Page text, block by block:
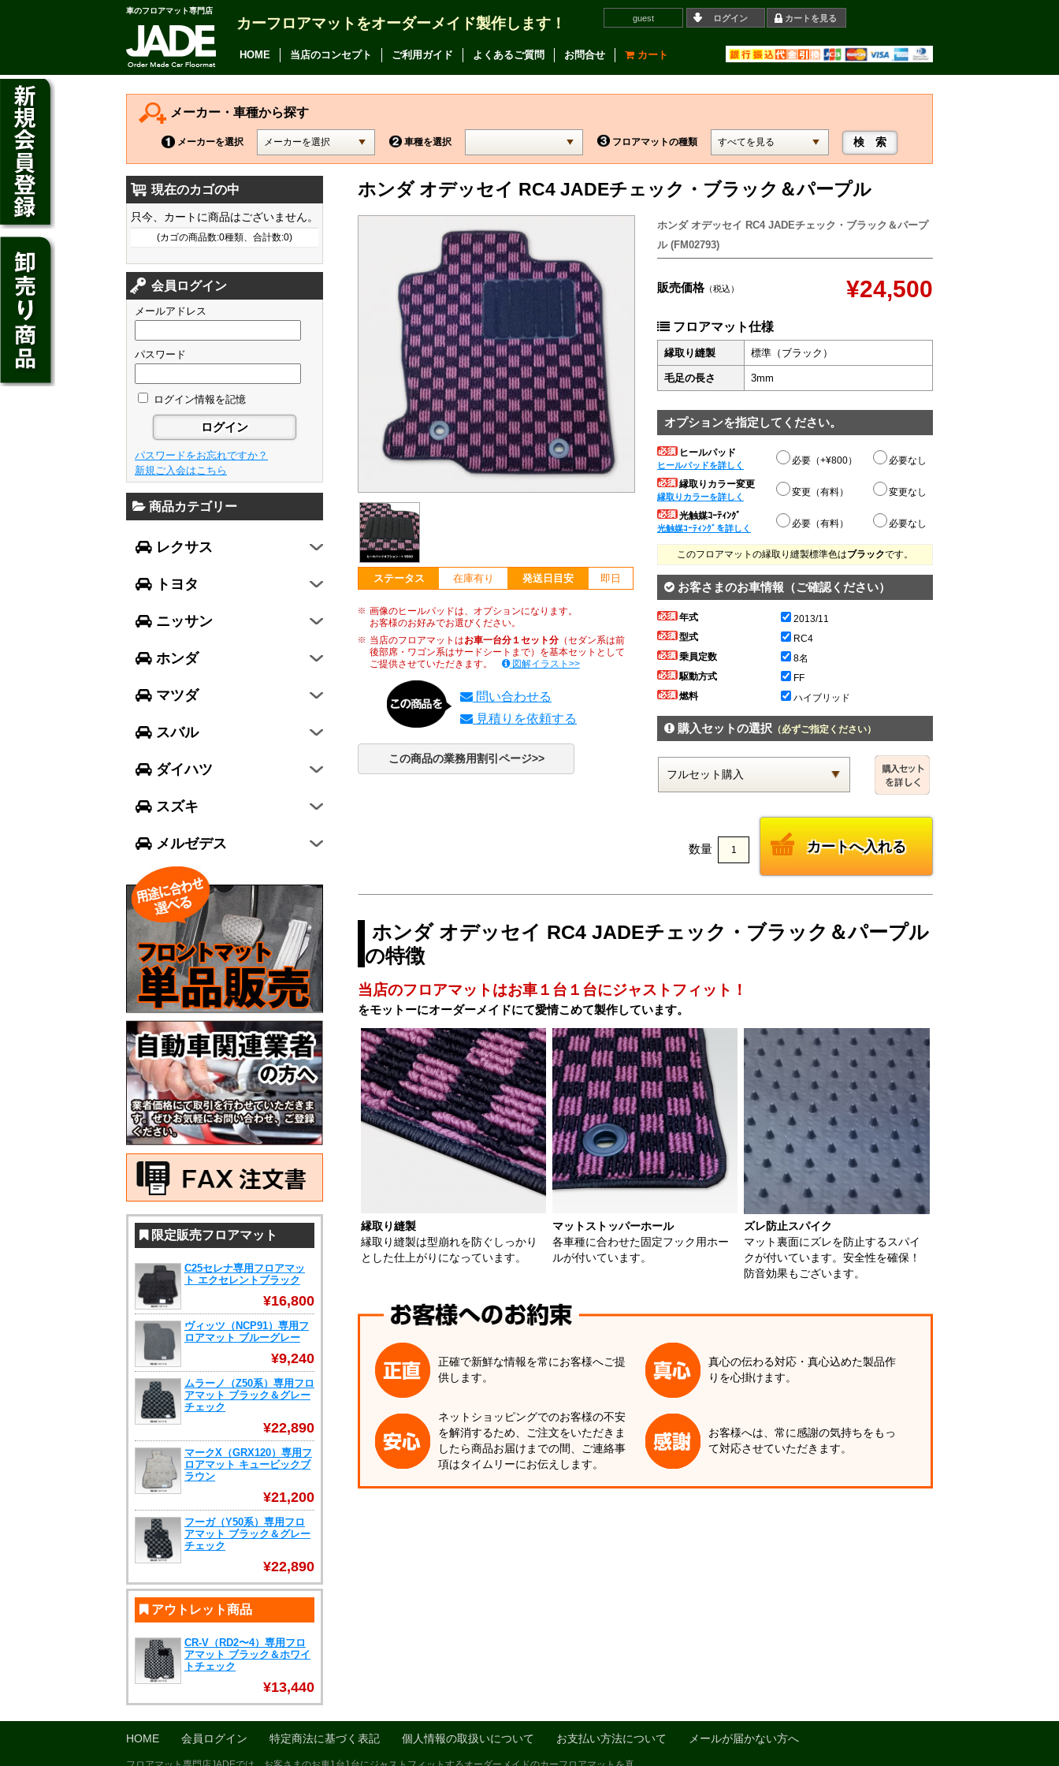
車のフロアマット専門店
カーフロアマットをオーダーメイド製作します！ guest ログイン カートを見る
HOME 当店のコンセプト ご利用ガイド よくあるご質問 お問合せ カート
メーカー・車種から探す
メーカーを選択 車種を選択 フロアマットの種類
ホンダ オデッセイ RC4 JADEチェック・ブラック＆パープル
ステータス 在庫有り 発送日目安 即日
画像のヒールパッドは、オプションになります。
お客様のお好みでお選びください。
当店のフロアマットはお車一台分１セット分（セダン系は前
後部席・ワゴン系はサードシートまで）を基本セットとして
ご提供させていただきます。
図解イラスト>>
問い合わせる
見積りを依頼する
この商品の業務用割引ページ>>
ホンダ オデッセイ RC4 JADEチェック・ブラック＆パープ
ル (FM02793)
販売価格（税込） ¥24,500
フロアマット仕様
縁取り縫製 標準（ブラック）
毛足の長さ 3mm
オプションを指定してください。
ヒールパッド
ヒールパッドを詳しく 必要（+¥800） 必要なし
縁取りカラー変更
縁取りカラーを詳しく 変更（有料） 変更なし
光触媒ｺｰﾃｨﾝｸﾞ
光触媒ｺｰﾃｨﾝｸﾞを詳しく 必要（有料） 必要なし
このフロアマットの縁取り縫製標準色はブラックです。
お客さまのお車情報（ご確認ください）
年式
2013/11
型式
RC4
乗員定数
8名
駆動方式
FF
燃料
ハイブリッド
購入セットの選択（必ずご指定ください）
数量
ホンダ オデッセイ RC4 JADEチェック・ブラック＆パープル
の特徴
当店のフロアマットはお車１台１台にジャストフィット！
をモットーにオーダーメイドにて愛情こめて製作しています。
縁取り縫製
縁取り縫製は型崩れを防ぐしっかり
とした仕上がりになっています。
マットストッパーホール
各車種に合わせた固定フック用ホー
ルが付いています。
ズレ防止スパイク
マット裏面にズレを防止するスパイ
クが付いています。安全性を確保！
防音効果もございます。
正確で新鮮な情報を常にお客様へご提
供します。
真心の伝わる対応・真心込めた製品作
りを心掛けます。
ネットショッピングでのお客様の不安
を解消するため、ご注文をいただきま
したら商品お届けまでの間、ご連絡事
項はタイムリーにお伝えします。
お客様へは、常に感謝の気持ちをもっ
て対応させていただきます。
現在のカゴの中
只今、カートに商品はございません。
(カゴの商品数:0種類、合計数:0)
会員ログイン
メールアドレス
パスワード
ログイン情報を記憶
パスワードをお忘れですか？
新規ご入会はこちら
商品カテゴリー
レクサス
CT200h
HS250h
GS
GS F
NX
RX
LX570
RC
LC
トヨタ
アルファード
ヴェルファイア
カムリ
カローラ アクシオ
プレミオ
プリウス
SAI
クラウン アスリート
クラウン マジェスタ
クラウン ロイヤル
アベンシス
カローラ フィールダー
プリウスα
FJクルーザー
CH-R
ハリアー
86
ニッサン
デイズ
デイズ ルークス
ジューク
ノート
キューブ
セレナ
エルグランド
エクストレイル
ティアナ
スカイライン
GT-R
ホンダ
フィット
シャトル
ジェイド
フリード
N-ONE
N-BOX
N-BOX SLASH
N-BOX+
N-WGN
グレイス
ヴェゼル
マツダ
フレア
フレアワゴン
フレアクロスオーバー
キャロル
デミオ
アクセラ スポーツ
アテンザ ワゴン
CX-3
ビアンテ
スバル
レガシィ B4
レガシィ アウトバック
WRX S4
インプレッサ スポーツ
インプレッサ G4
エクシーガ クロスオーバー7
ダイハツ
ミラ イース
ミラ
ミラ ココア
ムーヴ キャンバス
タント
トール
スズキ
スペーシア
ハスラー
エヴリィワゴン
スイフト
ジムニー シエラ
メルゼデス
Aクラス
GLCクラス
限定販売フロアマット
C25セレナ専用フロアマッ
ト エクセレントブラック
¥16,800
ヴィッツ（NCP91）専用フ
ロアマット ブルーグレー
¥9,240
ムラーノ（Z50系）専用フロ
アマット ブラック＆グレー
チェック
¥22,890
マークX（GRX120）専用フ
ロアマット キュービックブ
ラウン
¥21,200
フーガ（Y50系）専用フロ
アマット ブラック＆グレー
チェック
¥22,890
アウトレット商品
CR-V（RD2〜4）専用フロ
アマット ブラック＆ホワイ
トチェック
¥13,440
HOME 会員ログイン 特定商法に基づく表記 個人情報の取扱いについて お支払い方法について メールが届かない方へ